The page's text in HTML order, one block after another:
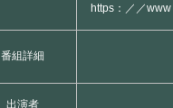
https：／／
番組詳細
出演者